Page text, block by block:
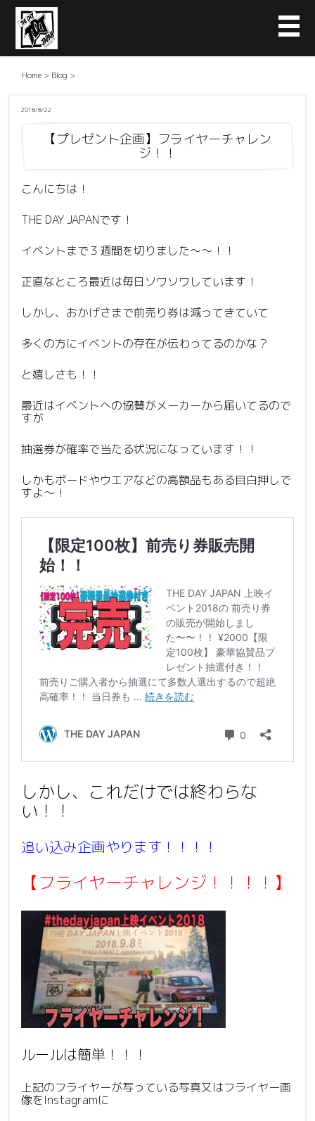
Home > Blog >
2018/8/22
【プレゼント企画】フライヤーチャレン
ジ！！
こんにちは！
THE DAY JAPANです！
イベントまで３週間を切りました〜〜！！
正直なところ最近は毎日ソワソワしています！
しかし、おかげさまで前売り券は減ってきていて
多くの方にイベントの存在が伝わってるのかな？
と嬉しさも！！
最近はイベントへの協賛がメーカーから届いてるので
すが
抽選券が確率で当たる状況になっています！！
しかもボードやウエアなどの高額品もある目白押しで
すよ〜！
しかし、これだけでは終わらな
い！！
追い込み企画やります！！！！
【フライヤーチャレンジ！！！！】
ルールは簡単！！！
上記のフライヤーが写っている写真又はフライヤー画
像をInstagramに